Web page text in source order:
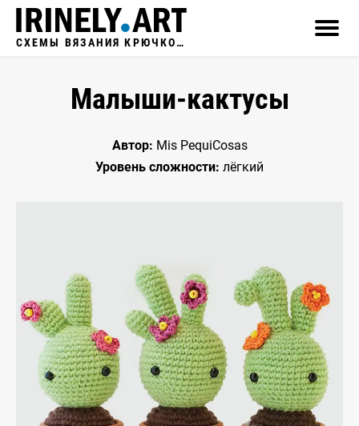
СХЕМЫ ВЯЗАНИЯ КРЮЧКОМ
Малыши-кактусы
Автор: Mis PequiCosas
Уровень сложности: лёгкий